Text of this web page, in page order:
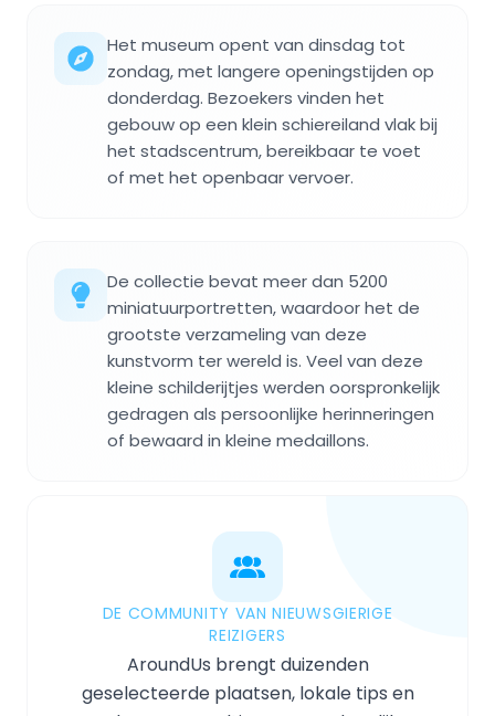
Het museum opent van dinsdag tot
zondag, met langere openingstijden op
donderdag. Bezoekers vinden het
gebouw op een klein schiereiland vlak bij
het stadscentrum, bereikbaar te voet
of met het openbaar vervoer.
De collectie bevat meer dan 5200
miniatuurportretten, waardoor het de
grootste verzameling van deze
kunstvorm ter wereld is. Veel van deze
kleine schilderijtjes werden oorspronkelijk
gedragen als persoonlijke herinneringen
of bewaard in kleine medaillons.
DE COMMUNITY VAN NIEUWSGIERIGE
REIZIGERS
AroundUs brengt duizenden
geselecteerde plaatsen, lokale tips en